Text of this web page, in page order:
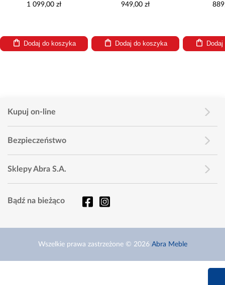
1 099,00 zł
Dodaj do koszyka
949,00 zł
Dodaj do koszyka
Kupuj on-line
Bezpieczeństwo
Sklepy Abra S.A.
Bądź na bieżąco
Wszelkie prawa zastrzeżone © 2026 Abra Meble